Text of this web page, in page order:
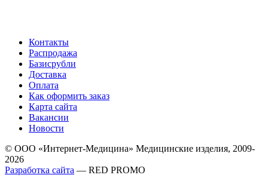
Контакты
Распродажа
Базисрубли
Доставка
Оплата
Как оформить заказ
Карта сайта
Вакансии
Новости
© ООО «Интернет-Медицина» Медицинские изделия, 2009-
2026
Разработка сайта — RED PROMO